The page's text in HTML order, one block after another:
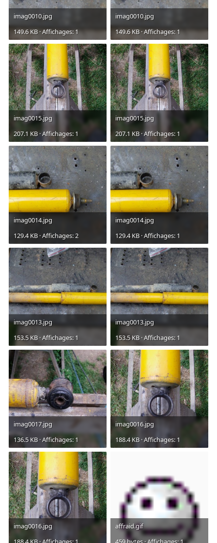
imag0010.jpg
149.6 KB · Affichages: 1
imag0010.jpg
149.6 KB · Affichages: 1
imag0015.jpg
207.1 KB · Affichages: 1
imag0015.jpg
207.1 KB · Affichages: 1
imag0014.jpg
129.4 KB · Affichages: 2
imag0014.jpg
129.4 KB · Affichages: 1
imag0013.jpg
153.5 KB · Affichages: 1
imag0013.jpg
153.5 KB · Affichages: 1
imag0017.jpg
136.5 KB · Affichages: 1
imag0016.jpg
188.4 KB · Affichages: 1
imag0016.jpg
affraid.gif